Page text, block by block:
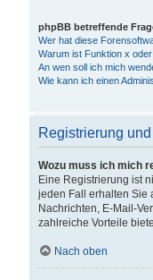
phpBB betreffende
Wer hat diese
Warum ist Funktion x
An wen soll ich mich
Wie kann ich einen
Registrierung
Wozu muss ich mich
Eine Registrierung ist
jeden Fall erhalten Sie
Nachrichten, E-Mail-
zahlreiche Vorteile
Nach oben